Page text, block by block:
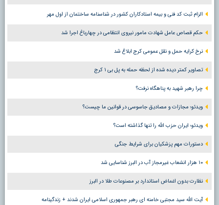
الزام ثبت کد فنی و بیمه استادکاران کشور در شناسنامه ساختمان از اول مهر
حکم قصاص عامل شهادت مامور نیروی انتظامی در چهارباغ اجرا شد
نرخ کرایه حمل و نقل عمومی کرج ابلاغ شد
تصاویر کمتر دیده شده از لحظه حمله به پل بی ۱ کرج
چرا رهبر شهید به پناهگاه نرفت؟
ویدئو؛ مجازات و مصادیق جاسوسی در قوانین ما چیست؟
ویدئو؛ ایران حزب الله را تنها گذاشته است؟
دستورات مهم پزشکیان برای شرایط جنگی
۱۰ هزار انشعاب غیرمجاز آب در البرز شناسایی شد
نظارت بدون اغماض استاندارد بر مصنوعات طلا در البرز
آیت الله سید مجتبی خامنه ای رهبر جمهوری اسلامی ایران شدند + زندگینامه